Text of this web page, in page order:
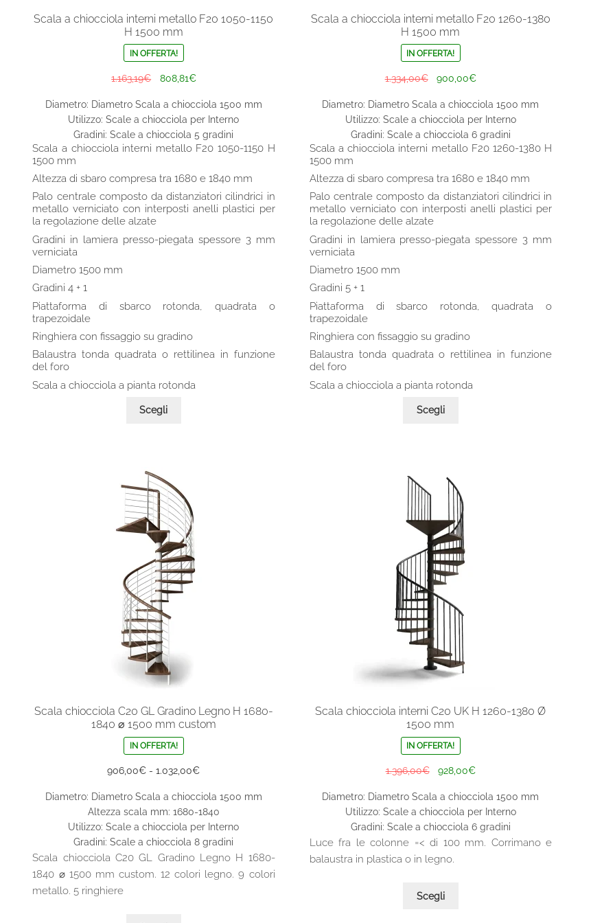
Scala a chiocciola interni metallo F20 1050-1150
H 1500 mm
IN OFFERTA!
1.163,19€
originale
era:
1.163,19€.
808,81€Il
attuale
è:
808,81€.
Diametro: Diametro Scala a chiocciola 1500 mm
Utilizzo: Scale a chiocciola per Interno
Gradini: Scale a chiocciola 5 gradini
Scala a chiocciola interni metallo F20 1050-1150 H
1500 mm
Altezza di sbaro compresa tra 1680 e 1840 mm
Palo centrale composto da distanziatori cilindrici in
metallo verniciato con interposti anelli plastici per
la regolazione delle alzate
Gradini in lamiera presso-piegata spessore 3 mm
verniciata
Diametro 1500 mm
Gradini 4 + 1
Piattaforma di sbarco rotonda, quadrata o
trapezoidale
Ringhiera con fissaggio su gradino
Balaustra tonda quadrata o rettilinea in funzione
del foro
Scala a chiocciola a pianta rotonda
Scegli
opzioni
possono
essere
scelte
nella
pagina
del
Scala a chiocciola interni metallo F20 1260-1380
H 1500 mm
IN OFFERTA!
1.334,00€
originale
era:
1.334,00€.
900,00€Il
attuale
è:
900,00€.
Diametro: Diametro Scala a chiocciola 1500 mm
Utilizzo: Scale a chiocciola per Interno
Gradini: Scale a chiocciola 6 gradini
Scala a chiocciola interni metallo F20 1260-1380 H
1500 mm
Altezza di sbaro compresa tra 1680 e 1840 mm
Palo centrale composto da distanziatori cilindrici in
metallo verniciato con interposti anelli plastici per
la regolazione delle alzate
Gradini in lamiera presso-piegata spessore 3 mm
verniciata
Diametro 1500 mm
Gradini 5 + 1
Piattaforma di sbarco rotonda, quadrata o
trapezoidale
Ringhiera con fissaggio su gradino
Balaustra tonda quadrata o rettilinea in funzione
del foro
Scala a chiocciola a pianta rotonda
Scegli
opzioni
possono
essere
scelte
nella
Scala chiocciola C20 GL Gradino Legno H 1680-
1840 ⌀ 1500 mm custom
IN OFFERTA!
906,00€ - 1.032,00€Fascia
prezzo:
da
906,00€
a
1.032,00€
Diametro: Diametro Scala a chiocciola 1500 mm
Altezza scala mm: 1680-1840
Utilizzo: Scale a chiocciola per Interno
Gradini: Scale a chiocciola 8 gradini
Scala chiocciola C20 GL Gradino Legno H 1680-
1840 ⌀ 1500 mm custom. 12 colori legno. 9 colori
metallo. 5 ringhiere
Scala chiocciola interni C20 UK H 1260-1380 Ø
1500 mm
IN OFFERTA!
1.396,00€
originale
era:
1.396,00€.
928,00€Il
attuale
è:
928,00€.
Diametro: Diametro Scala a chiocciola 1500 mm
Utilizzo: Scale a chiocciola per Interno
Gradini: Scale a chiocciola 6 gradini
Luce fra le colonne =< di 100 mm. Corrimano e
balaustra in plastica o in legno.
Scegli